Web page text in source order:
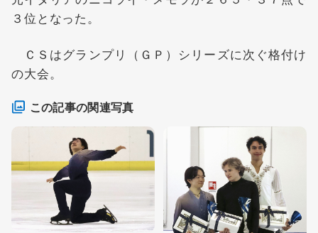
３位となった。
ＣＳはグランプリ（ＧＰ）シリーズに次ぐ格付け
の大会。
この記事の関連写真